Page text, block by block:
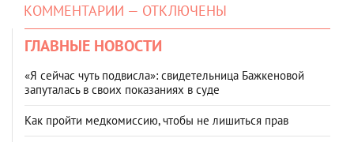
КОММЕНТАРИИ — ОТКЛЮЧЕНЫ
ГЛАВНЫЕ НОВОСТИ
«Я сейчас чуть подвисла»: свидетельница Бажкеновой
запуталась в своих показаниях в суде
Как пройти медкомиссию, чтобы не лишиться прав